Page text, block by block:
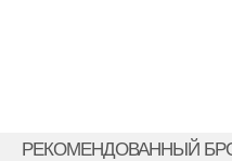
РЕКОМЕНДОВАННЫЙ